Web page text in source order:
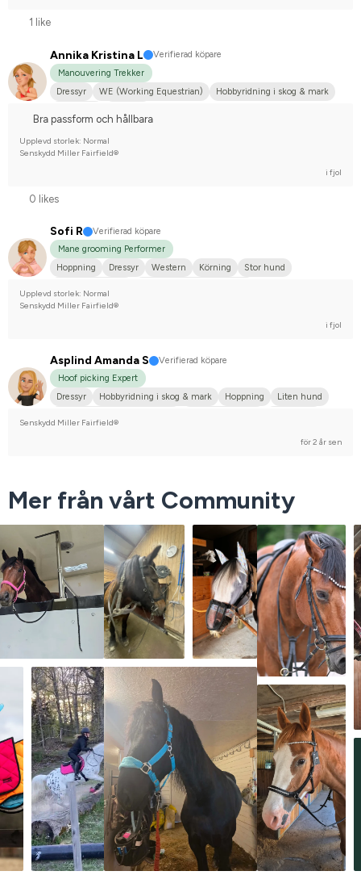
1 like
Annika Kristina L
Verifierad köpare
Manouvering Trekker
Dressyr
WE (Working Equestrian)
Hobbyridning i skog & mark
Bra passform och hållbara
Upplevd storlek: Normal
Senskydd Miller Fairfield®
i fjol
0 likes
Sofi R
Verifierad köpare
Mane grooming Performer
Hoppning
Dressyr Western Körning
Stor hund
Upplevd storlek: Normal
Senskydd Miller Fairfield®
i fjol
Asplind Amanda S
Verifierad köpare
Hoof picking Expert
Dressyr
Hobbyridning i skog & mark Hoppning
Liten hund
Senskydd Miller Fairfield®
för 2 år sen
Mer från vårt Community